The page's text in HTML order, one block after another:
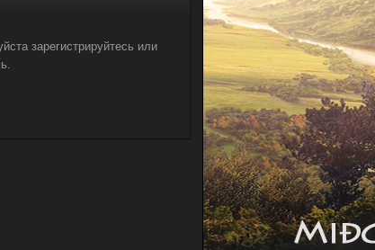
зарегистрируйтесь или